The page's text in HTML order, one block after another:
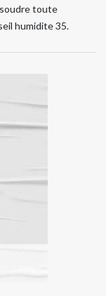
toute
humidite 35.